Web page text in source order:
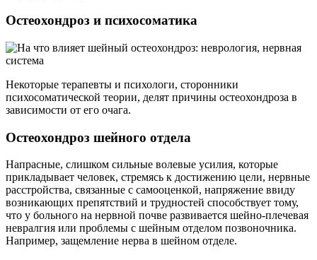
Остеохондроз и психосоматика
Некоторые терапевты и психологи, сторонники
психосоматической теории, делят причины остеохондроза в
зависимости от его очага.
Остеохондроз шейного отдела
Напрасные, слишком сильные волевые усилия, которые
прикладывает человек, стремясь к достижению цели, нервные
расстройства, связанные с самооценкой, напряжение ввиду
возникающих препятствий и трудностей способствует тому,
что у больного на нервной почве развивается шейно-плечевая
невралгия или проблемы с шейным отделом позвоночника.
Например, защемление нерва в шейном отделе.